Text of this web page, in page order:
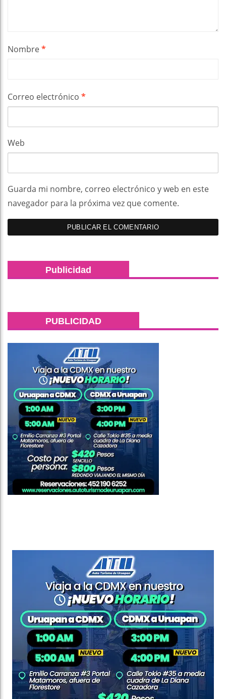
Nombre*
Correo electrónico *
Web
Guarda mi nombre, correo electrónico y web en este
navegador para la próxima vez que comente.
Publicidad
PUBLICIDAD